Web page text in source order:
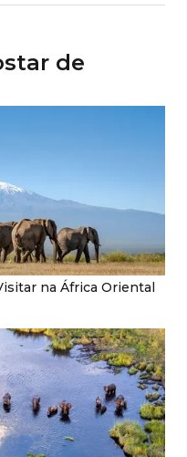
de
na África Oriental